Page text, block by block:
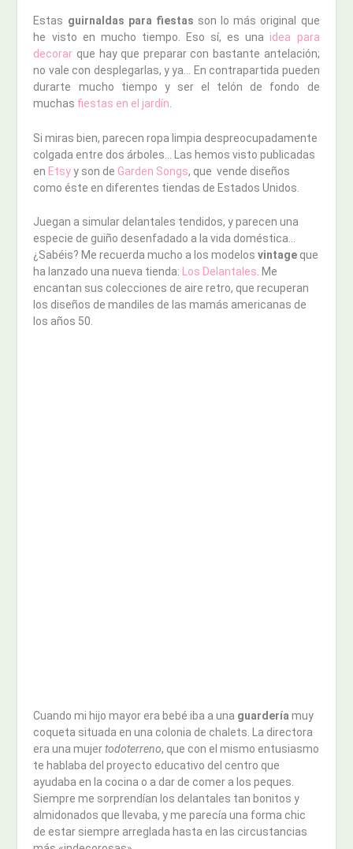
Estas guirnaldas para fiestas son lo más original que
he visto en mucho tiempo. Eso sí, es una idea para
decorar que hay que preparar con bastante antelación;
no vale con desplegarlas, y ya… En contrapartida pueden
durarte mucho tiempo y ser el telón de fondo de
muchas fiestas en el jardín.
Si miras bien, parecen ropa limpia despreocupadamente
colgada entre dos árboles… Las hemos visto publicadas
en Etsyy son de Garden Songs, que vende diseños
como éste en diferentes tiendas de Estados Unidos.
Juegan a simular delantales tendidos, y parecen una
especie de guiño desenfadado a la vida doméstica…
¿Sabéis? Me recuerda mucho a los modelos vintage que
ha lanzado una nueva tienda: Los Delantales. Me
encantan sus colecciones de aire retro, que recuperan
los diseños de mandiles de las mamás americanas de
los años 50.
Cuando mi hijo mayor era bebé iba a una guardería muy
coqueta situada en una colonia de chalets. La directora
era una mujertodoterreno, que con el mismo entusiasmo
te hablaba del proyecto educativo del centro que
ayudaba en la cocina o a dar de comer a los peques.
Siempre me sorprendían los delantales tan bonitos y
almidonados que llevaba, y me parecía una forma chic
de estar siempre arreglada hasta en las circustancias